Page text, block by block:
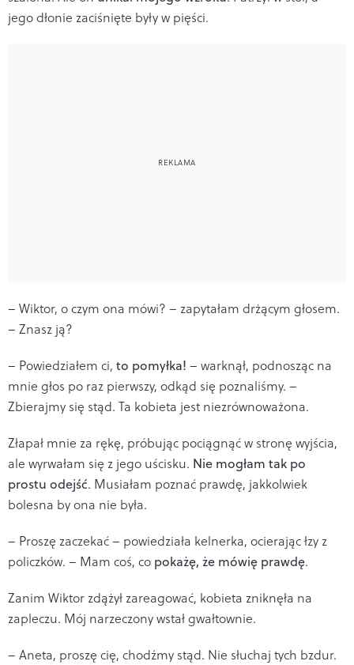
jego dłonie zaciśnięte były w pięści.
– Wiktor, o czym ona mówi? – zapytałam drżącym głosem.
– Znasz ją?
– Powiedziałem ci, to pomyłka! – warknął, podnosząc na
mnie głos po raz pierwszy, odkąd się poznaliśmy. –
Zbierajmy się stąd. Ta kobieta jest niezrównoważona.
Złapał mnie za rękę, próbując pociągnąć w stronę wyjścia,
ale wyrwałam się z jego uścisku. Nie mogłam tak po
prostu odejść. Musiałam poznać prawdę, jakkolwiek
bolesna by ona nie była.
– Proszę zaczekać – powiedziała kelnerka, ocierając łzy z
policzków. – Mam coś, co pokażę, że mówię prawdę.
Zanim Wiktor zdążył zareagować, kobieta zniknęła na
zapleczu. Mój narzeczony wstał gwałtownie.
– Aneta, proszę cię, chodźmy stąd. Nie słuchaj tych bzdur.